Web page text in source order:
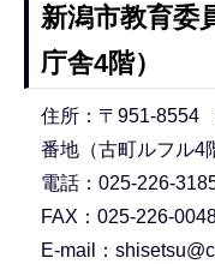
新潟市教育委
庁舎4階）
住所：〒951-8554
番地（古町ルフル4
電話：025-226-
FAX：025-226-
E-mail：